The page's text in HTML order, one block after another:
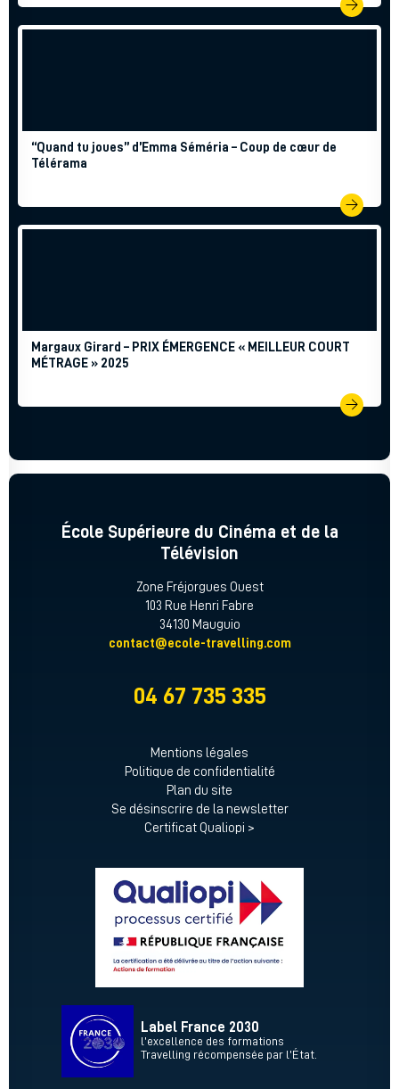
“Quand tu joues” d’Emma Séméria – Coup de cœur de
Télérama
Margaux Girard – PRIX ÉMERGENCE « MEILLEUR COURT
MÉTRAGE » 2025
École Supérieure du Cinéma et de la
Télévision
Zone Fréjorgues Ouest
103 Rue Henri Fabre
34130 Mauguio
contact@ecole-travelling.com
04 67 735 335
Mentions légales
Politique de confidentialité
Plan du site
Se désinscrire de la newsletter
Certificat Qualiopi >
Label France 2030
l’excellence des formations
Travelling récompensée par l’État.